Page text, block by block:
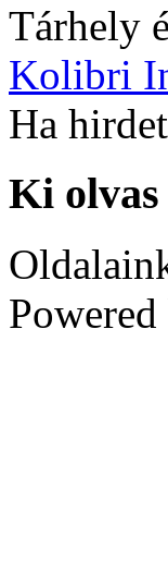
Tárhely
Kolibri
Ha
Ki